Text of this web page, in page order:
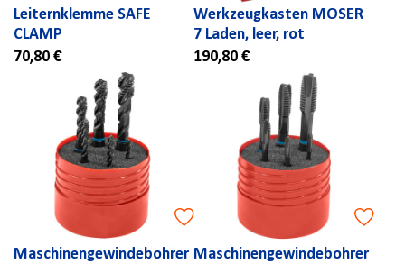
Leiternklemme SAFE
CLAMP
70,80 €
Werkzeugkasten MOSER
7 Laden, leer, rot
190,80 €
Maschinengewindebohrer Maschinengewindebohrer